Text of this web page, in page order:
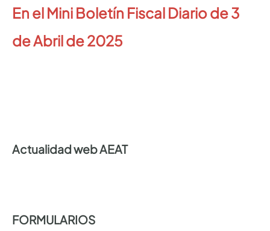
En el Mini Boletín Fiscal Diario de 3
de Abril de 2025
Actualidad web AEAT
FORMULARIOS